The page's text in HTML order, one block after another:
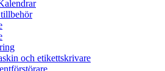
och etikettskrivare